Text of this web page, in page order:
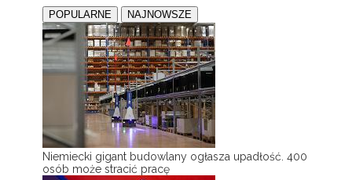
POPULARNE NAJNOWSZE
Niemiecki gigant budowlany ogłasza upadłość. 400
osób może stracić pracę